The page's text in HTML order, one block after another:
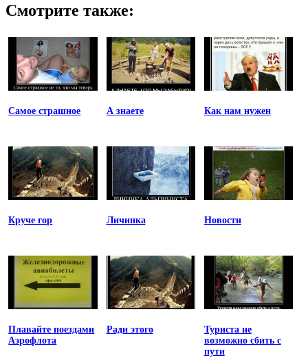
Смотрите также:
Самое страшное А знаете Как нам нужен
Круче гор Личинка Новости
Плавайте поездами
Аэрофлота
Ради этого
Туриста не
возможно сбить с
пути